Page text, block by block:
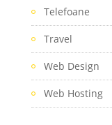
Telefoane
Travel
Web Design
Web Hosting